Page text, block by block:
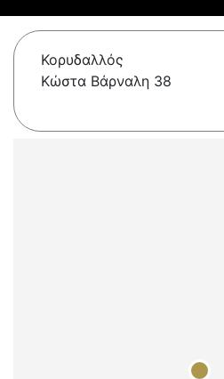
Κορυδαλλός
Κώστα Βάρναλη 38